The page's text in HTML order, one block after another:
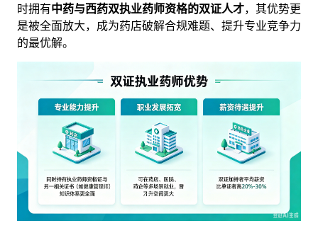
时拥有中药与西药双执业药师资格的双证人才，其优势更
是被全面放大，成为药店破解合规难题、提升专业竞争力
的最优解。